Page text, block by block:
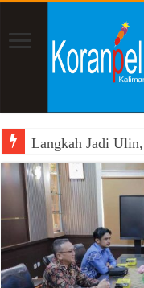
Langkah Jadi